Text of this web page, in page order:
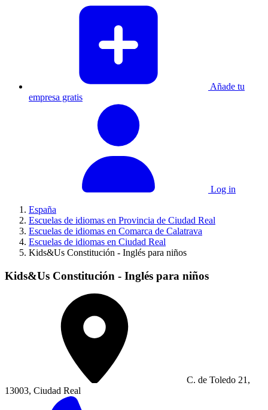
Añade tu
empresa gratis
Log in
España
Escuelas de idiomas en Provincia de Ciudad Real
Escuelas de idiomas en Comarca de Calatrava
Escuelas de idiomas en Ciudad Real
Kids&Us Constitución - Inglés para niños
Kids&Us Constitución - Inglés para niños
C. de Toledo 21,
13003, Ciudad Real